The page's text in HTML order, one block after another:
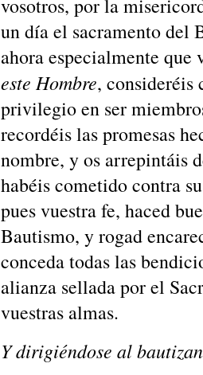
vosotros, por la
un día el sacramento del
ahora especialmente
este Hombre, consideréis
privilegio en ser
recordéis las promesas
nombre, y os arrepintáis
habéis cometido contra
pues vuestra fe, haced
Bautismo, y rogad
conceda todas las
alianza sellada por el
vuestras almas.
Y dirigiéndose al